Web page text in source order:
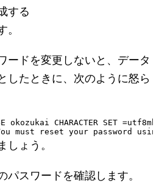
する
。
ードを変更しないと、データ
したときに、次のように怒ら
okozukai CHARACTER SET
You must reset your password
しょう。
パスワードを確認します。